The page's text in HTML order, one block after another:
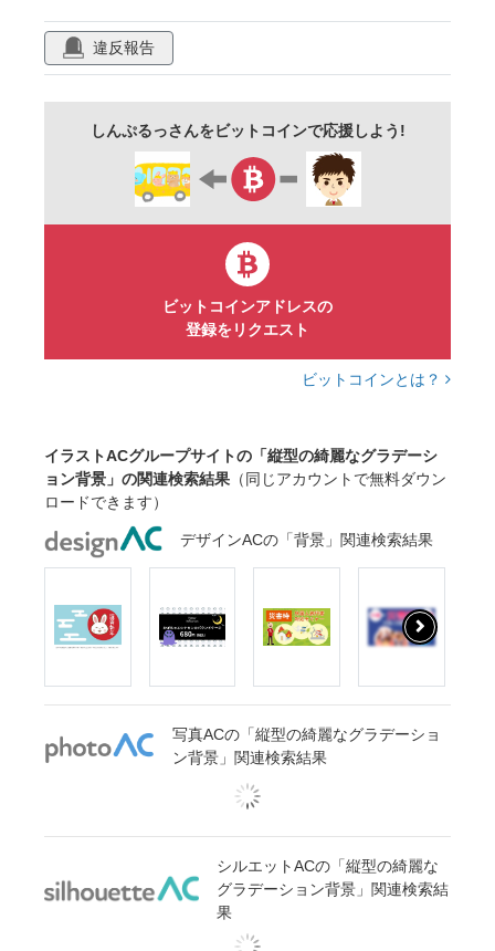
違反報告
しんぷるっさんをビットコインで応援しよう!
ビットコインアドレスの
登録をリクエスト
ビットコインとは？
イラストACグループサイトの「縦型の綺麗なグラデーシ
ョン背景」の関連検索結果 （同じアカウントで無料ダウン
ロードできます）
デザインACの「背景」関連検索結果
写真ACの「縦型の綺麗なグラデーショ
ン背景」関連検索結果
シルエットACの「縦型の綺麗な
グラデーション背景」関連検索結
果